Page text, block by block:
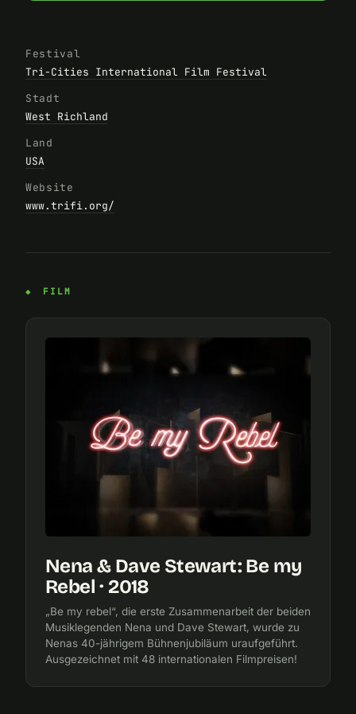
Festival
Tri-Cities International Film Festival
Stadt
West Richland
Land
USA
Website
www.trifi.org/
FILM
Nena & Dave Stewart: Be my
Rebel · 2018
„Be my rebel“, die erste Zusammenarbeit der beiden
Musiklegenden Nena und Dave Stewart, wurde zu
Nenas 40-jährigem Bühnenjubiläum uraufgeführt.
Ausgezeichnet mit 48 internationalen Filmpreisen!